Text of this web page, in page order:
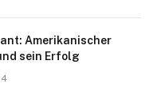
Amerikanischer
sein Erfolg